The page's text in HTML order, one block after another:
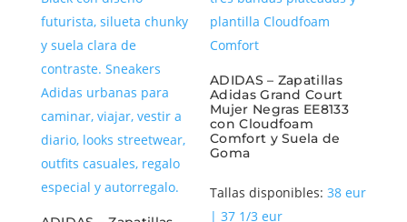
ADIDAS – Zapatillas
Adidas Grand Court
Mujer Negras EE8133
con Cloudfoam
Comfort y Suela de
Goma
Tallas disponibles:38 eur
| 37 1/3 eur